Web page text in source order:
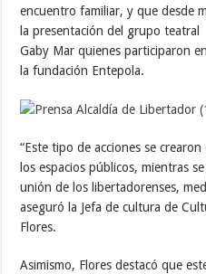
encuentro familiar, y que desde
la presentación del grupo teatral
Gaby Mar quienes participaron
la fundación Entepola.
“Este tipo de acciones se
los espacios públicos, mientras
unión de los libertadorenses,
aseguró la Jefa de cultura de
Flores.
Asimismo, Flores destacó que